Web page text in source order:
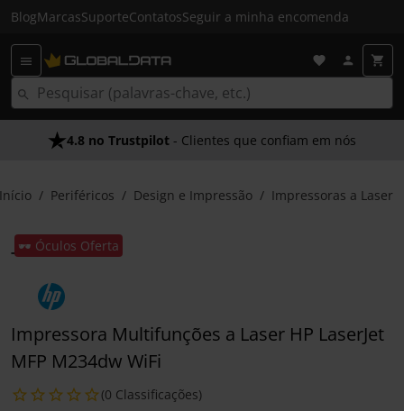
BlogMarcasSuporteContatosSeguir a minha encomenda
Envio Gratuito em 24 HRS- Acima dos 50€
4.8 no Trustpilot - Clientes que confiam em nós
Início Periféricos Design e Impressão Impressoras a Laser
🕶️ Óculos Oferta
Impressora Multifunções a Laser HP LaserJet
MFP M234dw WiFi
(0 Classificações)